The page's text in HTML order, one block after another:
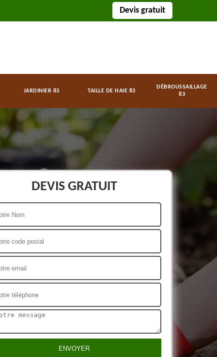
Devis gratuit
JARDINIER 83 TAILLE DE HAIE 83
DÉBROUSSAILLAGE
83
DEVIS GRATUIT